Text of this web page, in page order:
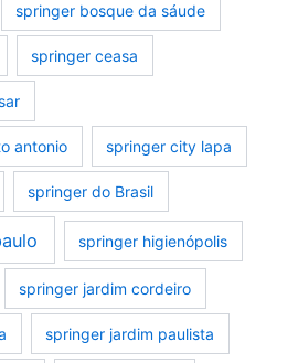
springer bosque da sáude
springer ceasa
antonio springer city lapa
springer do Brasil
springer higienópolis
springer jardim cordeiro
springer jardim paulista